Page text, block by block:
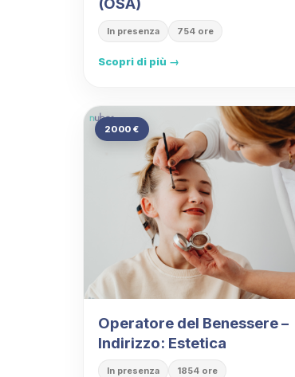
(OSA)
In presenza 754 ore
Scopri di più →
2000 €
Operatore del Benessere –
Indirizzo: Estetica
In presenza 1854 ore